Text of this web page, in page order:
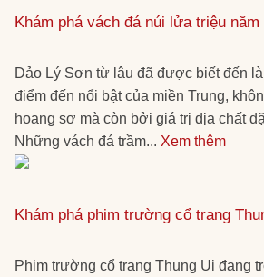
Khám phá vách đá núi lửa triệu
Dảo Lý Sơn từ lâu đã được biết đến
điểm đến nổi bật của miền Trung,
hoang sơ mà còn bởi giá trị địa chất
Những vách đá trầm... Xem thêm
Khám phá phim trường cổ trang
Phim trường cổ trang Thung Ui đang